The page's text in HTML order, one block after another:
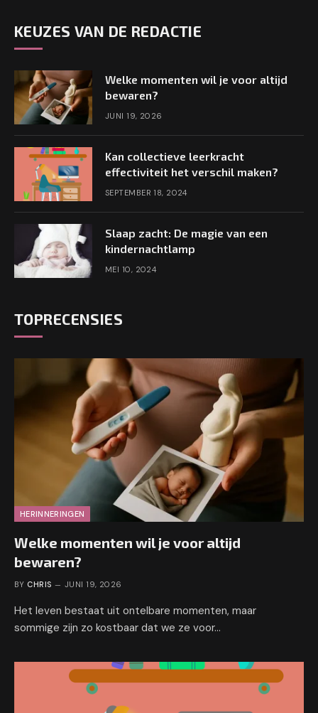
KEUZES VAN DE REDACTIE
Welke momenten wil je voor altijd
bewaren?
JUNI 19, 2026
Kan collectieve leerkracht
effectiviteit het verschil maken?
SEPTEMBER 18, 2024
Slaap zacht: De magie van een
kindernachtlamp
MEI 10, 2024
TOPRECENSIES
HERINNERINGEN
Welke momenten wil je voor altijd
bewaren?
BY CHRIS JUNI 19, 2026
Het leven bestaat uit ontelbare momenten, maar
sommige zijn zo kostbaar dat we ze voor…